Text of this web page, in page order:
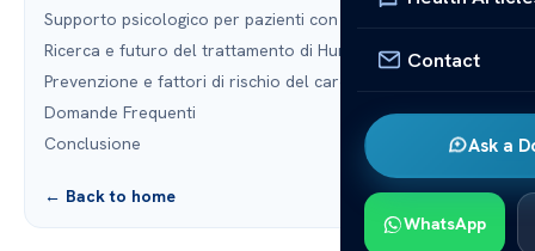
Contact
Ask a
WhatsApp
Supporto psicologico per pazienti con carcinoma
Ricerca e futuro del trattamento di Hurthle
Prevenzione e fattori di rischio del carcinoma
Domande Frequenti
Conclusione
← Back to home